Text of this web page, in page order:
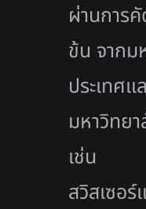
ผ่านการ
ข้น จากม
ประเทศแ
มหาวิทย
เช่น
สวิสเซอ